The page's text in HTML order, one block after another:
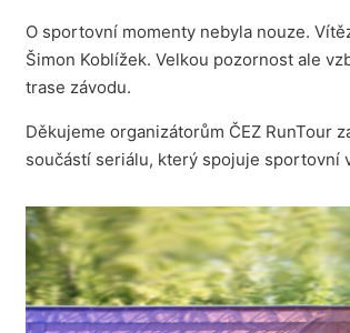
O sportovní momenty nebyla nouze.
Šimon Koblížek. Velkou pozornost ale
trase závodu.
Děkujeme organizátorům ČEZ RunTour
součástí seriálu, který spojuje sportovní